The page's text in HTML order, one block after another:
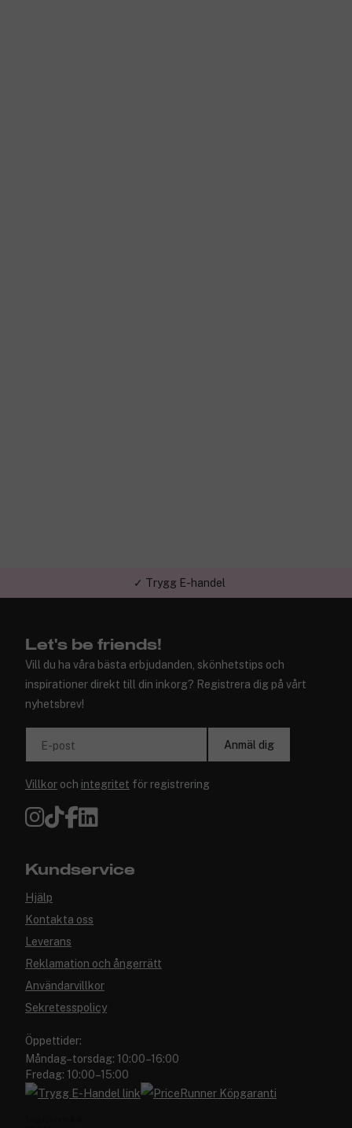
✓ Trygg E-handel
Let's be friends!
Vill du ha våra bästa erbjudanden, skönhetstips och
inspirationer direkt till din inkorg? Registrera dig på vårt
nyhetsbrev!
E-post Anmäl dig
Villkor och integritet för registrering
Kundservice
Hjälp
Kontakta oss
Leverans
Reklamation och ångerrätt
Användarvillkor
Sekretesspolicy
Öppettider:
Måndag–torsdag: 10:00–16:00
Fredag: 10:00–15:00